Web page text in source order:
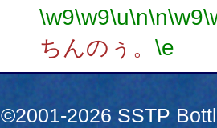
\w9\w9\u\n\n\w9
ちんのぅ。 \e
©2001-2026 SSTP